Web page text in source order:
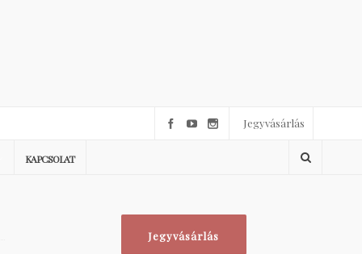
Jegyvásárlás
KAPCSOLAT
Jegyvásárlás